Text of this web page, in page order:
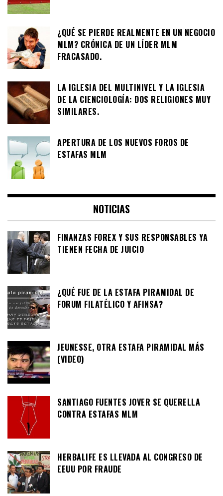
¿QUÉ SE PIERDE REALMENTE EN UN NEGOCIO
MLM? CRÓNICA DE UN LÍDER MLM
FRACASADO.
LA IGLESIA DEL MULTINIVEL Y LA IGLESIA
DE LA CIENCIOLOGÍA: DOS RELIGIONES MUY
SIMILARES.
APERTURA DE LOS NUEVOS FOROS DE
ESTAFAS MLM
NOTICIAS
FINANZAS FOREX Y SUS RESPONSABLES YA
TIENEN FECHA DE JUICIO
¿QUÉ FUE DE LA ESTAFA PIRAMIDAL DE
FORUM FILATÉLICO Y AFINSA?
JEUNESSE, OTRA ESTAFA PIRAMIDAL MÁS
(VIDEO)
SANTIAGO FUENTES JOVER SE QUERELLA
CONTRA ESTAFAS MLM
HERBALIFE ES LLEVADA AL CONGRESO DE
EEUU POR FRAUDE